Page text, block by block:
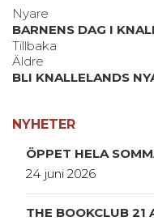
Nyare
BARNENS DAG I
Tillbaka
Äldre
BLI KNALLELANDS
NYHETER
ÖPPET HELA
24 juni 2026
THE BOOKCLUB 21